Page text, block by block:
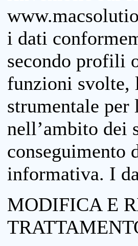
i dati
secondo profili
funzioni svolte,
strumentale per
nell’ambito dei
conseguimento
informativa. I
MODIFICA E